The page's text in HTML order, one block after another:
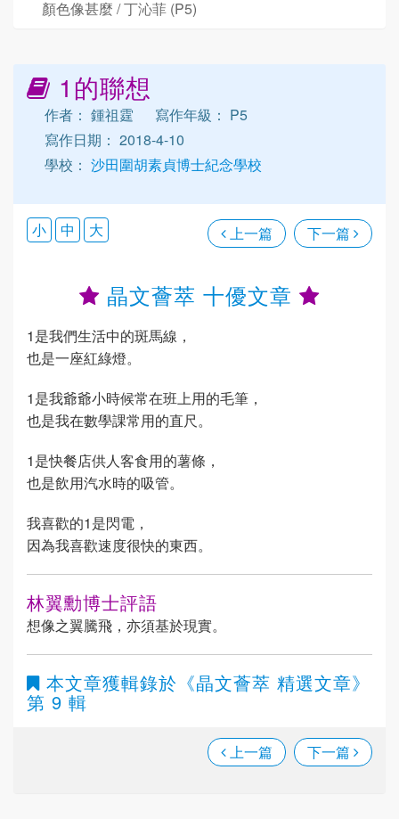
顏色像甚麼 / 丁沁菲 (P5)
1的聯想
作者： 鍾祖霆
寫作年級： P5
寫作日期： 2018-4-10
學校： 沙田圍胡素貞博士紀念學校
上一篇 下一篇
小 中 大
晶文薈萃 十優文章
1是我們生活中的斑馬線，
也是一座紅綠燈。
1是我爺爺小時候常在班上用的毛筆，
也是我在數學課常用的直尺。
1是快餐店供人客食用的薯條，
也是飲用汽水時的吸管。
我喜歡的1是閃電，
因為我喜歡速度很快的東西。
林翼勳博士評語
想像之翼騰飛，亦須基於現實。
本文章獲輯錄於 《晶文薈萃 精選文章》
第 9 輯
上一篇 下一篇